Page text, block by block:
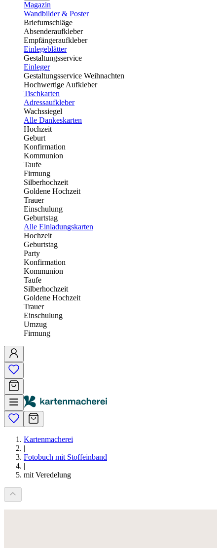
Magazin
Wandbilder & Poster
Briefumschläge
Absenderaufkleber
Empfängeraufkleber
Einlegeblätter
Gestaltungsservice
Einleger
Gestaltungsservice Weihnachten
Hochwertige Aufkleber
Tischkarten
Adressaufkleber
Wachssiegel
Alle Dankeskarten
Hochzeit
Geburt
Konfirmation
Kommunion
Taufe
Firmung
Silberhochzeit
Goldene Hochzeit
Trauer
Einschulung
Geburtstag
Alle Einladungskarten
Hochzeit
Geburtstag
Party
Konfirmation
Kommunion
Taufe
Silberhochzeit
Goldene Hochzeit
Trauer
Einschulung
Umzug
Firmung
Kartenmacherei
|
Fotobuch mit Stoffeinband
|
mit Veredelung